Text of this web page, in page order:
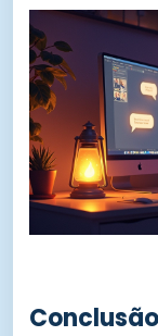
Conclusão